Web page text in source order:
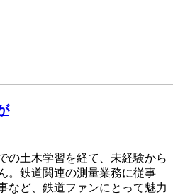
の土木学習を経て、未経験から
。鉄道関連の測量業務に従事
など、鉄道ファンにとって魅力